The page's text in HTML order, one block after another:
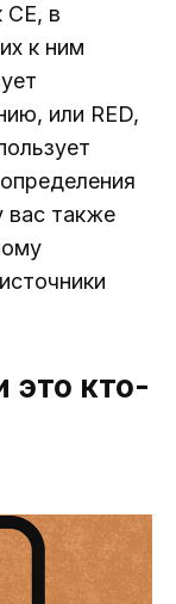
в
к ним
или RED,
вас также
это кто-